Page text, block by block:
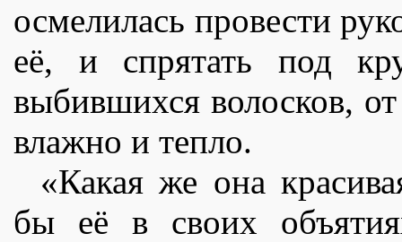
осмелилась провести
еë, и спрятать под
выбившихся волосков,
влажно и тепло.
«Какая же она
бы еë в своих